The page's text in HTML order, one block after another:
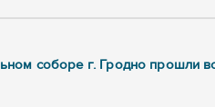
соборе г. Гродно прошли